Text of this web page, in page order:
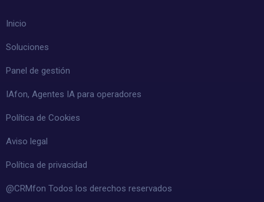
Inicio
Soluciones
Panel de gestión
IAfon, Agentes IA para operadores
Política de Cookies
Aviso legal
Política de privacidad
@CRMfon Todos los derechos reservados